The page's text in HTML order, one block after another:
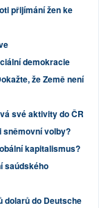
přijímání žen ke
demokracie
že Země není
své aktivity do ČR
sněmovní volby?
kapitalismus?
saúdského
dolarů do Deutsche